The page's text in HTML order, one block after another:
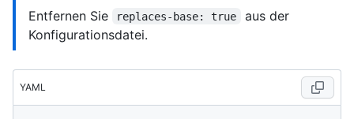
Entfernen Sie
replaces-base: true
aus der
Konfigurationsdatei.
YAML